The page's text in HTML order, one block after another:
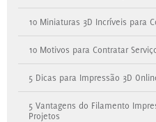
10 Miniaturas 3D Incríveis para
10 Motivos para Contratar
5 Dicas para Impressão 3D
5 Vantagens do Filamento
Projetos